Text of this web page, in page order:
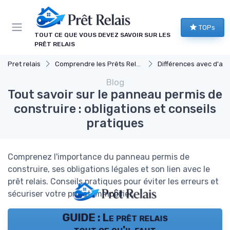
TOUT CE QUE VOUS DEVEZ SAVOIR SUR LES
PRÊT RELAIS
TOPs
Pret relais Comprendre les Prêts Relais Différences avec d'autres prêts
Blog
Tout savoir sur le panneau permis de
construire : obligations et conseils
pratiques
Comprenez l'importance du panneau permis de
construire, ses obligations légales et son lien avec le
prêt relais. Conseils pratiques pour éviter les erreurs et
sécuriser votre projet immobilier.
GUIDE : Le prêt relais
Panneau de gestion des cookies